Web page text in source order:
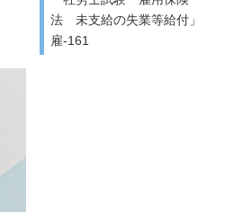
法 未支給の失業等給付」
雇-161